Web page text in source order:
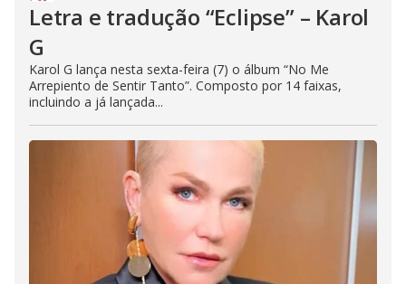
Letra e tradução “Eclipse” – Karol
G
Karol G lança nesta sexta-feira (7) o álbum “No Me
Arrepiento de Sentir Tanto”. Composto por 14 faixas,
incluindo a já lançada...